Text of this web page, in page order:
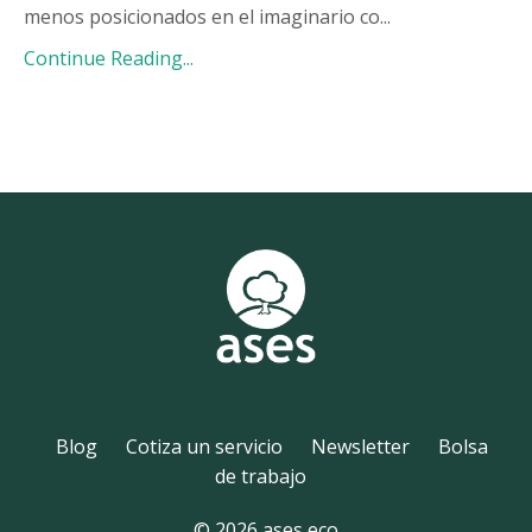
menos posicionados en el imaginario co...
Continue Reading...
Blog Cotiza un servicio Newsletter
Bolsa
de trabajo